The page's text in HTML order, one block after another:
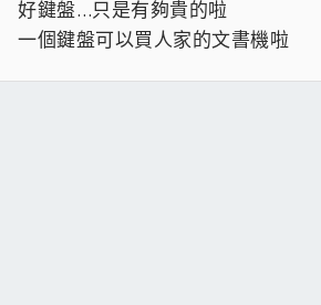
好鍵盤…只是有夠貴的啦
一個鍵盤可以買人家的文書機啦